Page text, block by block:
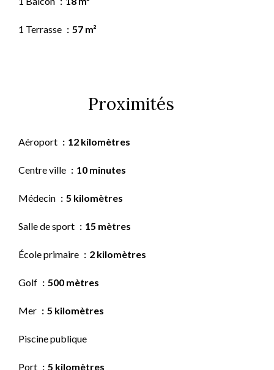
1 Terrasse 57 m²
Proximités
Aéroport 12 kilomètres
Centre ville 10 minutes
Médecin 5 kilomètres
Salle de sport 15 mètres
École primaire 2 kilomètres
Golf 500 mètres
Mer 5 kilomètres
Piscine publique
Port 5 kilomètres